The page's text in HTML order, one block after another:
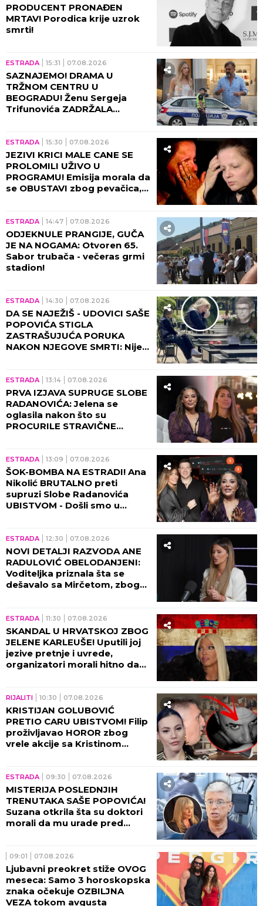
PRODUCENT PRONAĐEN
MRTAV! Porodica krije uzrok
smrti!
ESTRADA 15:31 07.08.2026
SAZNAJEMO! DRAMA U
TRŽNOM CENTRU U
BEOGRADU! Ženu Sergeja
Trifunovića ZADRŽALA
čega!
ESTRADA 15:30 07.08.2026
JEZIVI KRICI MALE CANE SE
PROLOMILI UŽIVO U
PROGRAMU! Emisija morala da
se OBUSTAVI zbog pevačica,
ESTRADA 14:47 07.08.2026
ODJEKNULE PRANGIJE, GUČA
JE NA NOGAMA: Otvoren 65.
Sabor trubača - večeras grmi
stadion!
ESTRADA 14:30 07.08.2026
DA SE NAJEŽIŠ - UDOVICI SAŠE
POPOVIĆA STIGLA
ZASTRAŠUJUĆA PORUKA
NAKON NJEGOVE SMRTI: Nije
ESTRADA 13:14 07.08.2026
PRVA IZJAVA SUPRUGE SLOBE
RADANOVIĆA: Jelena se
oglasila nakon što su
PROCURILE STRAVIČNE
ESTRADA 13:09 07.08.2026
ŠOK-BOMBA NA ESTRADI! Ana
Nikolić BRUTALNO preti
supruzi Slobe Radanovića
UBISTVOM - Došli smo u
ESTRADA 12:30 07.08.2026
NOVI DETALJI RAZVODA ANE
RADULOVIĆ OBELODANJENI:
Voditeljka priznala šta se
dešavalo sa Mirčetom, zbog
ESTRADA 11:30 07.08.2026
SKANDAL U HRVATSKOJ ZBOG
JELENE KARLEUŠE! Uputili joj
jezive pretnje i uvrede,
organizatori morali hitno da
RIJALITI 10:30 07.08.2026
KRISTIJAN GOLUBOVIĆ
PRETIO CARU UBISTVOM! Filip
proživljavao HOROR zbog
vrele akcije sa Kristinom
ESTRADA 09:30 07.08.2026
MISTERIJA POSLEDNJIH
TRENUTAKA SAŠE POPOVIĆA!
Suzana otkrila šta su doktori
morali da mu urade pred
09:01 07.08.2026
Ljubavni preokret stiže OVOG
meseca: Samo 3 horoskopska
znaka očekuje OZBILJNA
VEZA tokom avgusta